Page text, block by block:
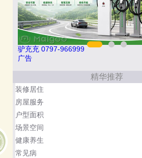
欧陆OULU 0760-23220123
广告
精华推荐
装修居住
房屋服务
户型面积
场景空间
健康养生
常见病